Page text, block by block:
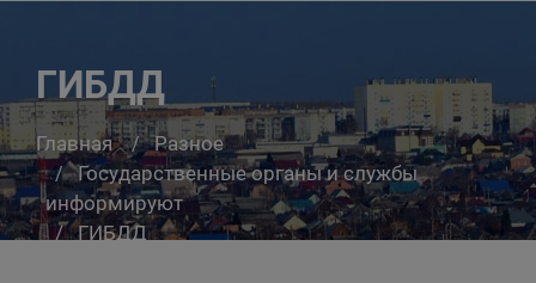
ГИБДД
Главная
Разное
Государственные органы и службы
информируют
ГИБДД